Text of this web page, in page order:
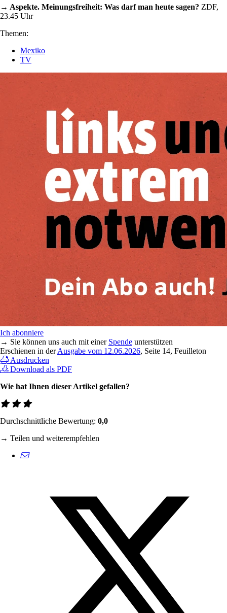
→ Aspekte. Meinungsfreiheit: Was darf man heute sagen? ZDF,
23.45 Uhr
Themen:
Mexiko
TV
Ich abonniere
→ Sie können uns auch mit einer Spende unterstützen
Erschienen in derAusgabe vom 12.06.2026, Seite 14, Feuilleton
Ausdrucken
Download als PDF
Wie hat Ihnen dieser Artikel gefallen?
Durchschnittliche Bewertung: 0,0
→ Teilen und weiterempfehlen